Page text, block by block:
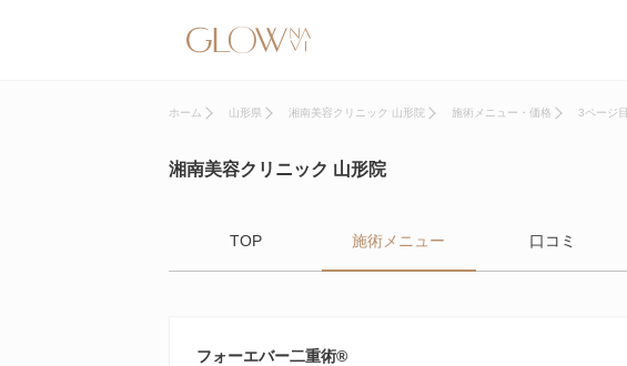
ホーム 山形県 湘南美容クリニック 山形院 施術メニュー・価格 3ページ目
湘南美容クリニック 山形院
TOP 施術メニュー 口コミ
フォーエバー二重術®️